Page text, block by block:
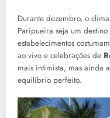
Durante dezembro, o
Paripueira seja um
estabelecimentos
ao vivo e celebrações de
mais intimista, mas ainda
equilíbrio perfeito.